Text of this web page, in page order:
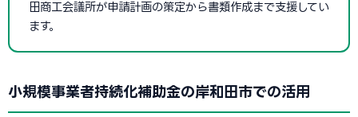
田商工会議所が申請計画の策定から書類作成まで支援してい
ます。
小規模事業者持続化補助金の岸和田市での活用